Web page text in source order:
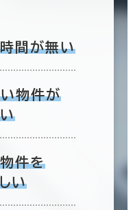
間が無い
物件が
件を
い